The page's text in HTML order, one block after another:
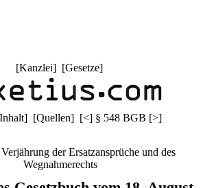
[Kanzlei] [Gesetze]
] [Quellen] [<] § 548 BGB [>]
der Ersatzansprüche und des
Wegnahmerechts